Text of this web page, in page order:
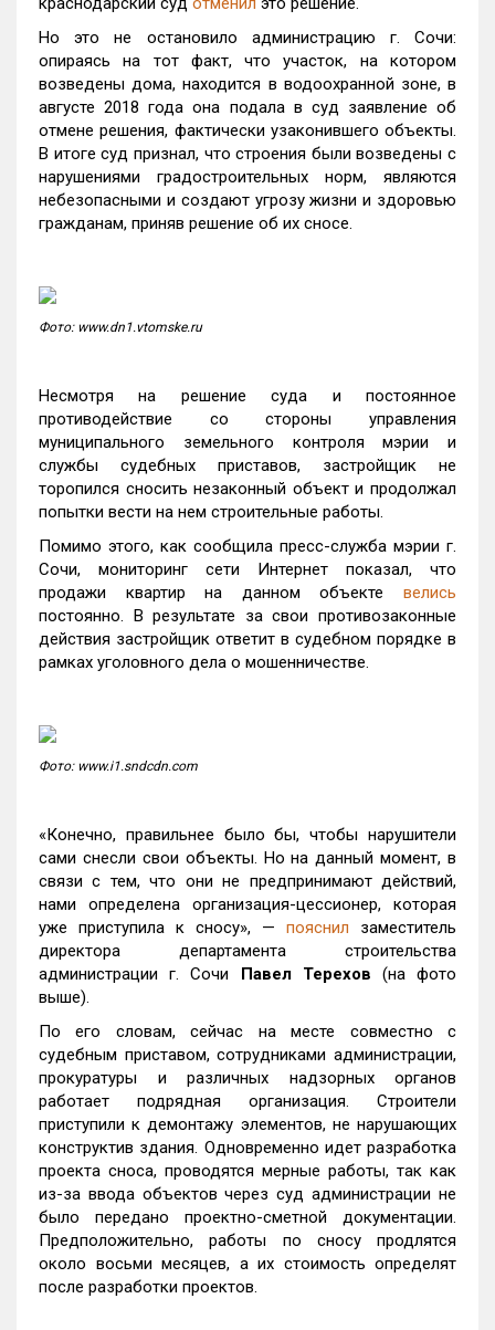
Но это не остановило администрацию г. Сочи:
опираясь на тот факт, что участок, на котором
возведены дома, находится в водоохранной зоне, в
августе 2018 года она подала в суд заявление об
отмене решения, фактически узаконившего объекты.
В итоге суд признал, что строения были возведены с
нарушениями градостроительных норм, являются
небезопасными и создают угрозу жизни и здоровью
гражданам, приняв решение об их сносе.
Фото: www.dn1.vtomske.ru
Несмотря на решение суда и постоянное
противодействие со стороны управления
муниципального земельного контроля мэрии и
службы судебных приставов, застройщик не
торопился сносить незаконный объект и продолжал
попытки вести на нем строительные работы.
Помимо этого, как сообщила пресс-служба мэрии г.
Сочи, мониторинг сети Интернет показал, что
продажи квартир на данном объекте велись
постоянно. В результате за свои противозаконные
действия застройщик ответит в судебном порядке в
рамках уголовного дела о мошенничестве.
Фото: www.i1.sndcdn.com
«Конечно, правильнее было бы, чтобы нарушители
сами снесли свои объекты. Но на данный момент, в
связи с тем, что они не предпринимают действий,
нами определена организация-цессионер, которая
уже приступила к сносу», — пояснил заместитель
директора департамента строительства
администрации г. Сочи Павел Терехов (на фото
выше).
По его словам, сейчас на месте совместно с
судебным приставом, сотрудниками администрации,
прокуратуры и различных надзорных органов
работает подрядная организация. Строители
приступили к демонтажу элементов, не нарушающих
конструктив здания. Одновременно идет разработка
проекта сноса, проводятся мерные работы, так как
из-за ввода объектов через суд администрации не
было передано проектно-сметной документации.
Предположительно, работы по сносу продлятся
около восьми месяцев, а их стоимость определят
после разработки проектов.